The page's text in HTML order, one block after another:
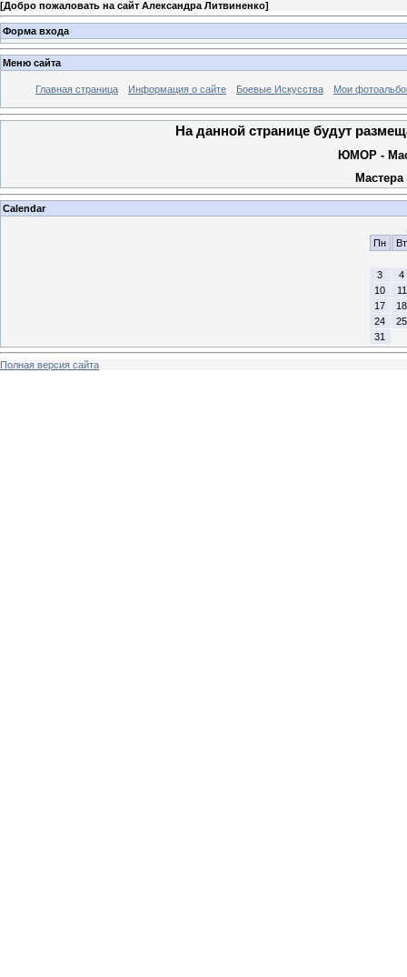
[Добро пожаловать на сайт Александра Литвиненко]
Форма входа
Меню сайта
Главная страница Информация о сайте Боевые Искусства Мои
На данной странице будут
ЮМОР -
Calendar
Пн
Вт
3
4
10
11
17
18
24
25
31
Полная версия сайта